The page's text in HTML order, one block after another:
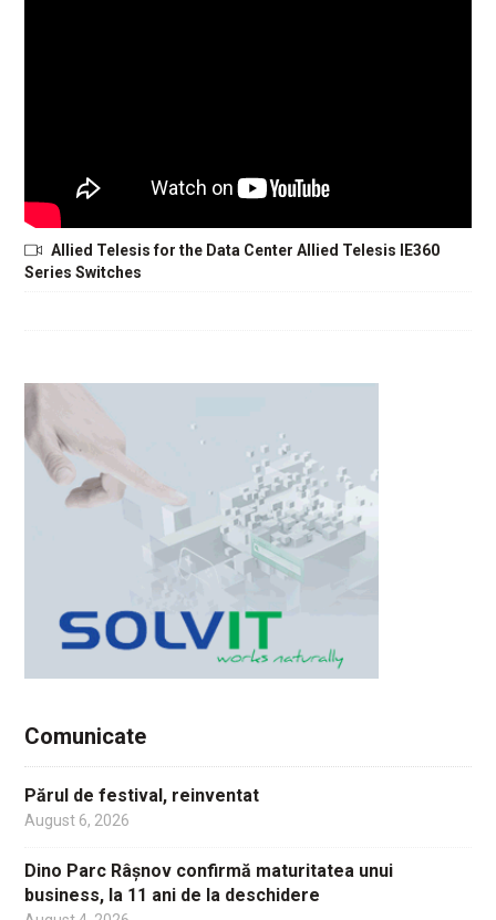
Allied Telesis for the Data Center Allied Telesis IE360
Series Switches
Comunicate
Părul de festival, reinventat
August 6, 2026
Dino Parc Râșnov confirmă maturitatea unui
business, la 11 ani de la deschidere